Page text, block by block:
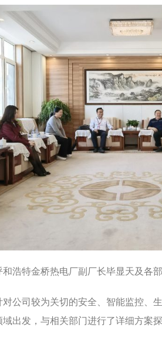
浩特金桥热电厂副厂长毕显天及各
公司较为关切的安全、智能监控、
出发，与相关部门进行了详细方案探